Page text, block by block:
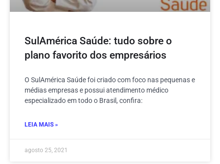
SulAmérica Saúde: tudo sobre o
plano favorito dos empresários
O SulAmérica Saúde foi criado com foco nas pequenas e
médias empresas e possui atendimento médico
especializado em todo o Brasil, confira:
LEIA MAIS »
agosto 25, 2021